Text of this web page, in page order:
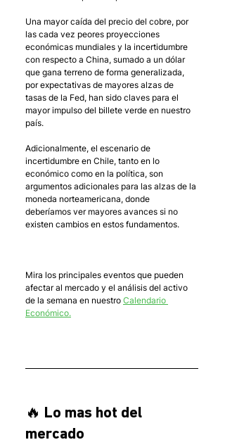
Una mayor caída del precio del cobre, por
las cada vez peores proyecciones
económicas mundiales y la incertidumbre
con respecto a China, sumado a un dólar
que gana terreno de forma generalizada,
por expectativas de mayores alzas de
tasas de la Fed, han sido claves para el
mayor impulso del billete verde en nuestro
país.
Adicionalmente, el escenario de
incertidumbre en Chile, tanto en lo
económico como en la política, son
argumentos adicionales para las alzas de la
moneda norteamericana, donde
deberíamos ver mayores avances si no
existen cambios en estos fundamentos.
Mira los principales eventos que pueden
afectar al mercado y el análisis del activo
de la semana en nuestro Calendario
Económico.
🔥 Lo mas hot del
mercado